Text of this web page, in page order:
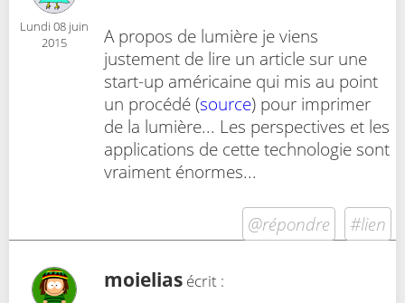
Lundi 08 juin
2015
A propos de lumière je viens
justement de lire un article sur une
start-up américaine qui mis au point
un procédé (source) pour imprimer
de la lumière... Les perspectives et les
applications de cette technologie sont
vraiment énormes...
@répondre #lien
moielias écrit :